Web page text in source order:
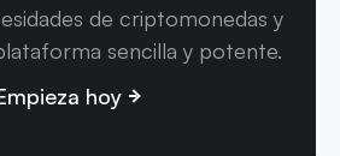
de criptomonedas y
sencilla y potente.
hoy